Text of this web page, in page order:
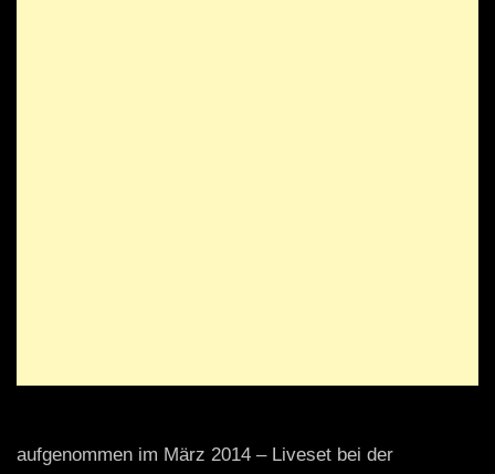
aufgenommen im März 2014 – Liveset bei der